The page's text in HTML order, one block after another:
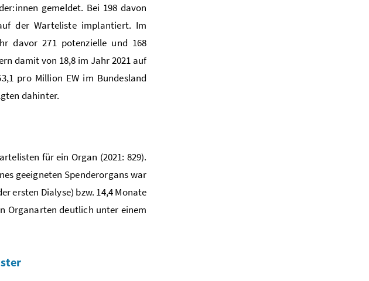
gemeldet. Bei 198 davon
der Warteliste implantiert. Im
davor 271 potenzielle und 168
damit von 18,8 im Jahr 2021 auf
pro Million EW im Bundesland
dahinter.
für ein Organ (2021: 829).
geeigneten Spenderorgans war
ersten Dialyse) bzw. 14,4 Monate
Organarten deutlich unter einem